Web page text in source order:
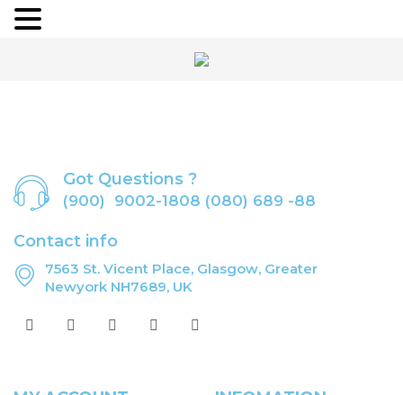
Got Questions ?
(900) 9002-1808 (080) 689 -88
Contact info
7563 St. Vicent Place, Glasgow, Greater
Newyork NH7689, UK